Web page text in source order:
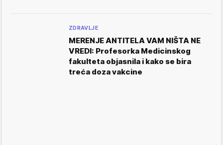
ZDRAVLJE
MERENJE ANTITELA VAM NIŠTA NE
VREDI: Profesorka Medicinskog
fakulteta objasnila i kako se bira
treća doza vakcine